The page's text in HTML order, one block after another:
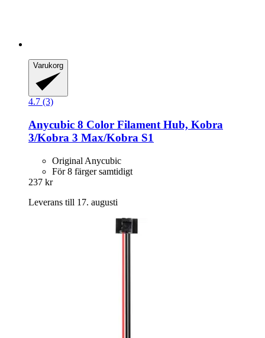
Varukorg
4.7 (3)
Anycubic 8 Color Filament Hub, Kobra
3/Kobra 3 Max/Kobra S1
Original Anycubic
För 8 färger samtidigt
237 kr
Leverans till 17. augusti